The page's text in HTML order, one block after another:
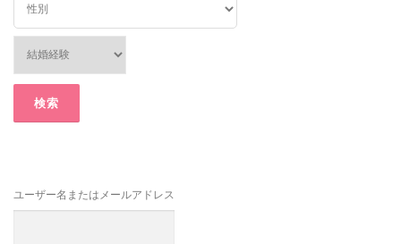
ユーザー名またはメールアドレス